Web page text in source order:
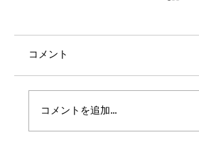
パークタワー勝どきサウス
コメント
コメントを追加…